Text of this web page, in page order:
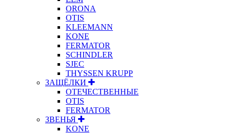
ORONA
OTIS
KLEEMANN
KONE
FERMATOR
SCHINDLER
SJEC
THYSSEN KRUPP
ЗАЩЁЛКИ
ОТЕЧЕСТВЕННЫЕ
OTIS
FERMATOR
ЗВЕНЬЯ
KONE